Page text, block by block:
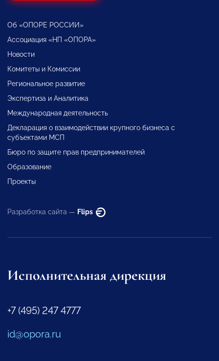
Об «ОПОРЕ РОССИИ»
Ассоциация «НП «ОПОРА»
Новости
Комитеты и Комиссии
Региональное развитие
Экспертиза и Аналитика
Международная деятельность
Декларация о взаимодействии крупного бизнеса с
субъектами МСП
Бюро по защите прав предпринимателей
Образование
Проекты
Разработка сайта — Flips
Исполнительная дирекция
+7 (495) 247 4777
id@opora.ru